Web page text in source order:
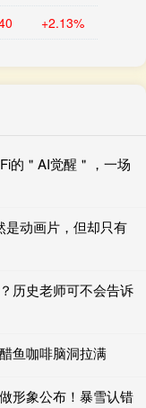
+2.13%
的＂AI觉醒＂，一场
是动画片，但却只有
历史老师可不会告诉
鱼咖啡脑洞拉满
形象公布！暴雪认错